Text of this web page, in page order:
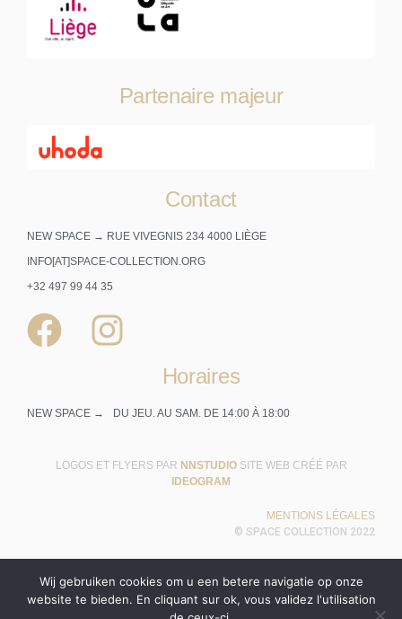
Partenaire majeur
Contact
NEW SPACE → RUE VIVEGNIS 234 4000 LIÈGE
INFO[AT]SPACE-COLLECTION.ORG
+32 497 99 44 35
Horaires
NEW SPACE → DU JEU. AU SAM. DE 14:00 À 18:00
LOGOS ET FLYERS PAR NNSTUDIO SITE WEB CRÉÉ PAR
IDEOGRAM
MENTIONS LÉGALES
© SPACE COLLECTION 2022
Wij gebruiken cookies om u een betere navigatie op onze
website te bieden. En cliquant sur ok, vous validez l'utilisation